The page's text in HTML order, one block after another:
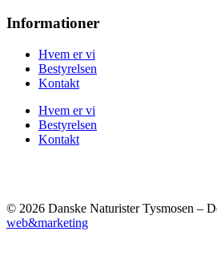
Informationer
Hvem er vi
Bestyrelsen
Kontakt
Hvem er vi
Bestyrelsen
Kontakt
© 2026 Danske Naturister Tysmosen –
web&marketing